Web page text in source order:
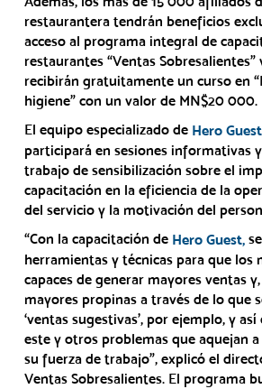
restaurantera tendrán beneficios
acceso al programa integral de
restaurantes “Ventas
recibirán gratuitamente un curso en
higiene” con un valor de MN$20 000.
El equipo especializado de Hero Guest
participará en sesiones informativas
trabajo de sensibilización sobre el
capacitación en la eficiencia de la
del servicio y la motivación del
“Con la capacitación de Hero Guest,
herramientas y técnicas para que los
capaces de generar mayores ventas
mayores propinas a través de lo que
‘ventas sugestivas’, por ejemplo, y
este y otros problemas que aquejan
su fuerza de trabajo”, explicó el
Ventas Sobresalientes. El programa